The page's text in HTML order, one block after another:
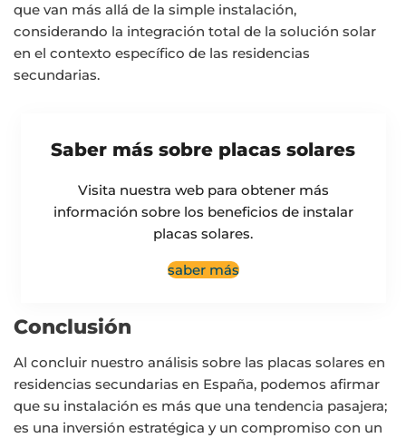
que van más allá de la simple instalación,
considerando la integración total de la solución solar
en el contexto específico de las residencias
secundarias.
Saber más sobre placas solares
Visita nuestra web para obtener más
información sobre los beneficios de instalar
placas solares.
saber más
Conclusión
Al concluir nuestro análisis sobre las placas solares en
residencias secundarias en España, podemos afirmar
que su instalación es más que una tendencia pasajera;
es una inversión estratégica y un compromiso con un